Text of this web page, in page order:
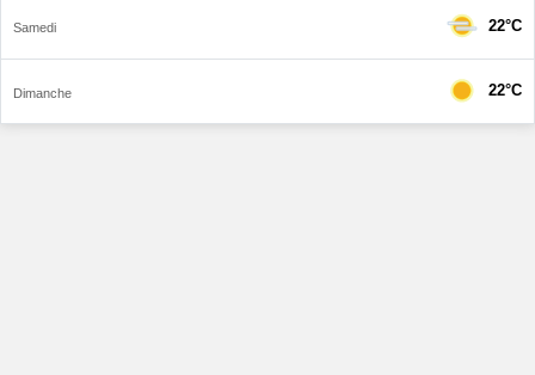
Samedi 22°C
Dimanche 22°C